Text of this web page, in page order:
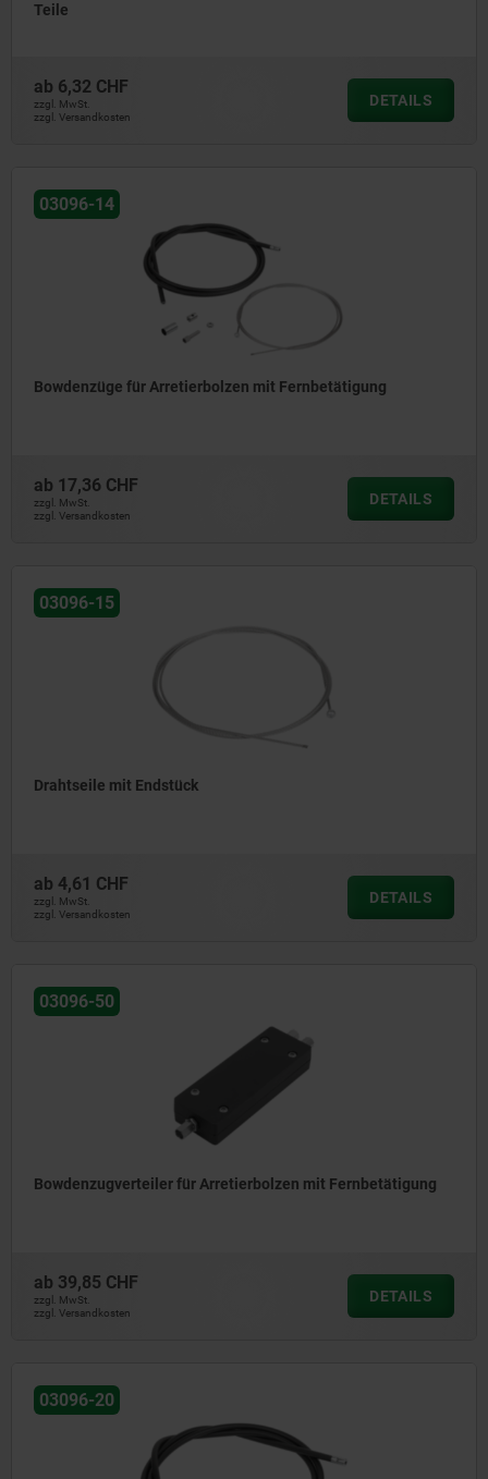
Teile
ab 6,32 CHF
zzgl. MwSt.
zzgl. Versandkosten
DETAILS
03096-14
Bowdenzüge für Arretierbolzen mit Fernbetätigung
ab 17,36 CHF
zzgl. MwSt.
zzgl. Versandkosten
DETAILS
03096-15
Drahtseile mit Endstück
ab 4,61 CHF
zzgl. MwSt.
zzgl. Versandkosten
DETAILS
03096-50
Bowdenzugverteiler für Arretierbolzen mit Fernbetätigung
ab 39,85 CHF
zzgl. MwSt.
zzgl. Versandkosten
DETAILS
03096-20